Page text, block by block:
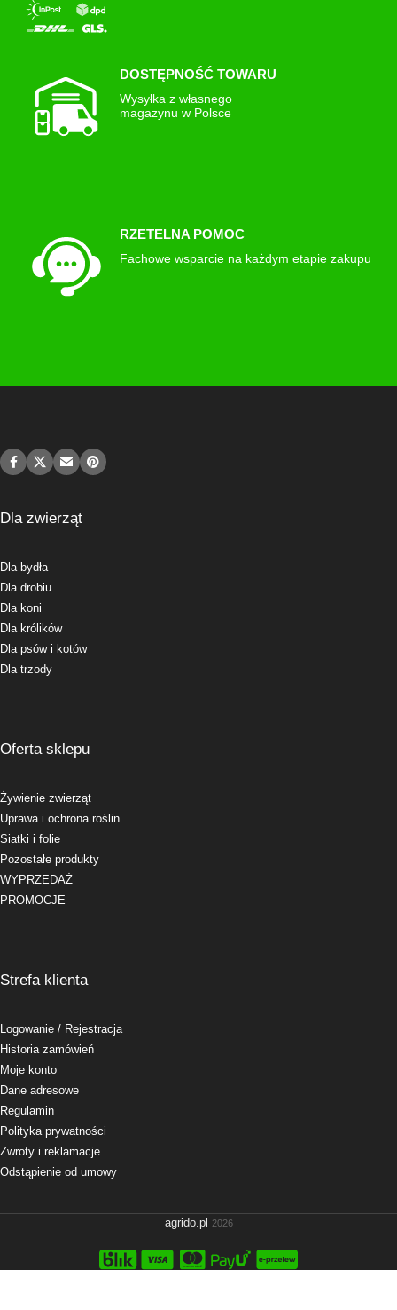
DOSTĘPNOŚĆ TOWARU
Wysyłka z własnego
magazynu w Polsce
RZETELNA POMOC
Fachowe wsparcie na każdym etapie zakupu
Dla zwierząt
Dla bydła
Dla drobiu
Dla koni
Dla królików
Dla psów i kotów
Dla trzody
Oferta sklepu
Żywienie zwierząt
Uprawa i ochrona roślin
Siatki i folie
Pozostałe produkty
WYPRZEDAŻ
PROMOCJE
Strefa klienta
Logowanie / Rejestracja
Historia zamówień
Moje konto
Dane adresowe
Regulamin
Polityka prywatności
Zwroty i reklamacje
Odstąpienie od umowy
agrido.pl 2026